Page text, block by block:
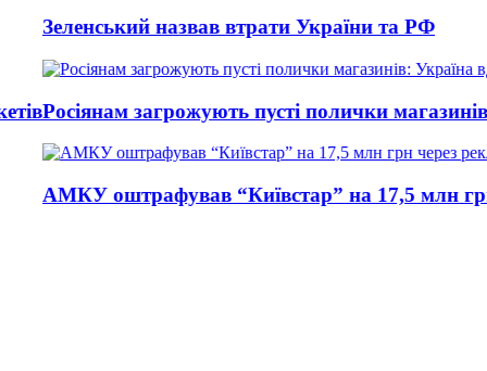
назвав втрати України та РФ
загрожують пусті полички магазинів:
“Київстар” на 17,5 млн грн через